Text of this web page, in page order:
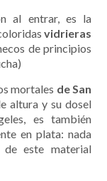
al entrar, es la
vidrieras
de principios
mortales de San
altura y su dosel
es también
en plata: nada
este material